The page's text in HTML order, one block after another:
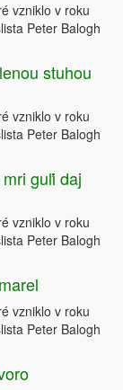
vzniklo v roku
Peter Balogh
stuhou
vzniklo v roku
Peter Balogh
guľi daj
vzniklo v roku
Peter Balogh
vzniklo v roku
Peter Balogh